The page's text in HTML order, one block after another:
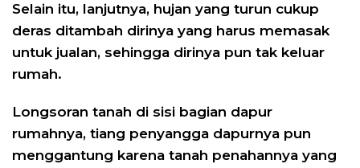
Selain itu, lanjutnya, hujan yang turun cukup
deras ditambah dirinya yang harus memasak
untuk jualan, sehingga dirinya pun tak keluar
rumah.
Longsoran tanah di sisi bagian dapur
rumahnya, tiang penyangga dapurnya pun
menggantung karena tanah penahannya yang